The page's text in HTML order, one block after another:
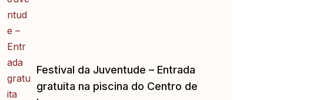
Festival da Juventude – Entrada
gratuita na piscina do Centro de